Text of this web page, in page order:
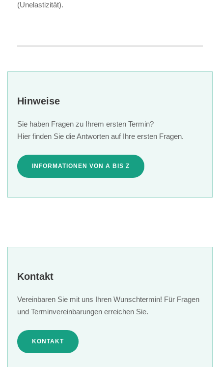
(Unelastizität).
Hinweise
Sie haben Fragen zu Ihrem ersten Termin?
Hier finden Sie die Antworten auf Ihre ersten Fragen.
INFORMATIONEN VON A BIS Z
Kontakt
Vereinbaren Sie mit uns Ihren Wunschtermin! Für Fragen
und Terminvereinbarungen erreichen Sie.
KONTAKT